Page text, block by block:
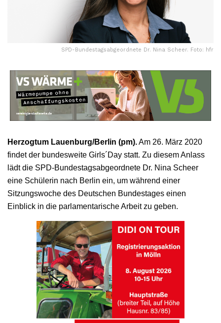
SPD-Bundestagsabgeordnete Dr. Nina Scheer. Foto: hfr
Herzogtum Lauenburg/Berlin (pm).Am 26. März 2020
findet der bundesweite Girls´Day statt. Zu diesem Anlass
lädt die SPD-Bundestagsabgeordnete Dr. Nina Scheer
eine Schülerin nach Berlin ein, um während einer
Sitzungswoche des Deutschen Bundestages einen
Einblick in die parlamentarische Arbeit zu geben.